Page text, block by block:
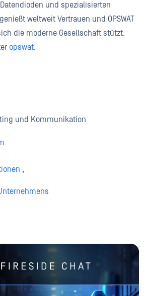
und spezialisierten
weltweit Vertrauen und OPSWAT
die moderne Gesellschaft stützt.
opswat.
und Kommunikation
,